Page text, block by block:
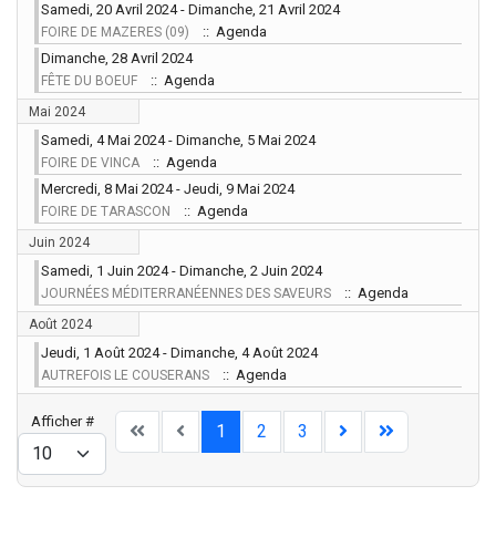
Samedi, 20 Avril 2024 - Dimanche, 21 Avril 2024
FOIRE DE MAZERES (09)
:: Agenda
Dimanche, 28 Avril 2024
FÊTE DU BOEUF :: Agenda
Mai 2024
Samedi, 4 Mai 2024 - Dimanche, 5 Mai 2024
FOIRE DE VINCA
:: Agenda
Mercredi, 8 Mai 2024 - Jeudi, 9 Mai 2024
FOIRE DE TARASCON :: Agenda
Juin 2024
Samedi, 1 Juin 2024 - Dimanche, 2 Juin 2024
JOURNÉES MÉDITERRANÉENNES DES SAVEURS :: Agenda
Août 2024
Jeudi, 1 Août 2024 - Dimanche, 4 Août 2024
AUTREFOIS LE COUSERANS :: Agenda
Limite de la pagination
Afficher # 1 2 3